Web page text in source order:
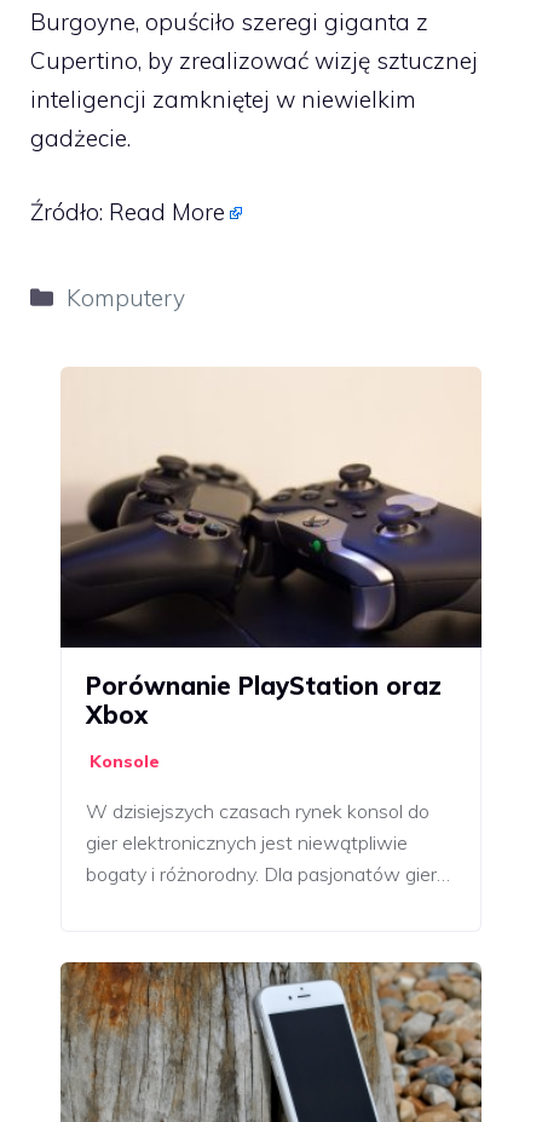
Burgoyne, opuściło szeregi giganta z
Cupertino, by zrealizować wizję sztucznej
inteligencji zamkniętej w niewielkim
gadżecie.
Źródło: Read More
Kategorie
Komputery
Porównanie PlayStation oraz
Xbox
Konsole
W dzisiejszych czasach rynek konsol do
gier elektronicznych jest niewątpliwie
bogaty i różnorodny. Dla pasjonatów gier…